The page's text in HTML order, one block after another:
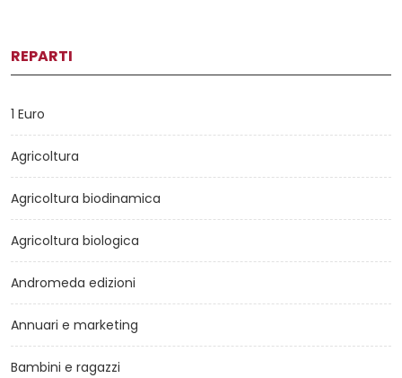
REPARTI
1 Euro
Agricoltura
Agricoltura biodinamica
Agricoltura biologica
Andromeda edizioni
Annuari e marketing
Bambini e ragazzi